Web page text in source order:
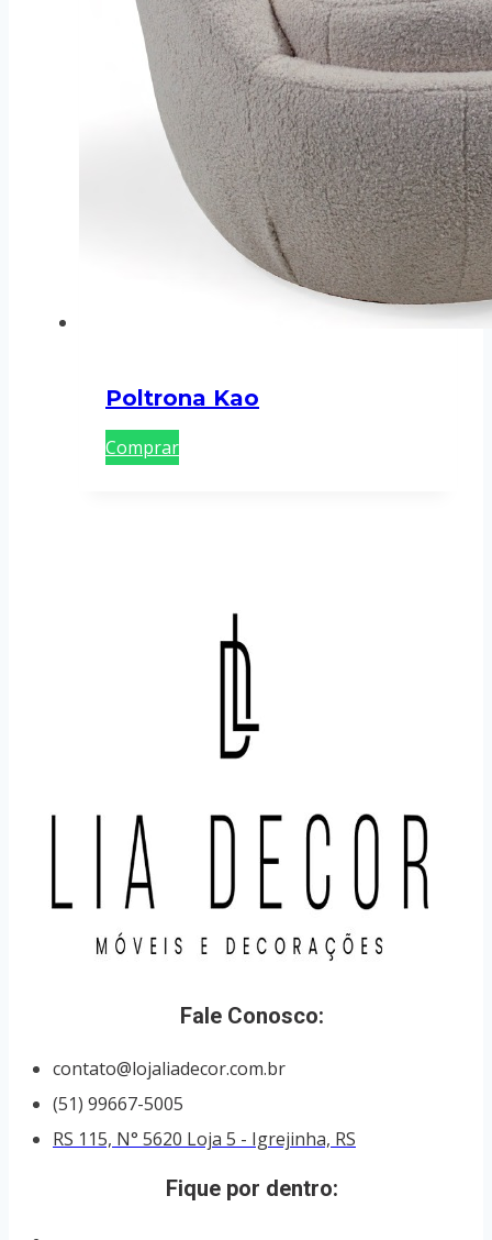
Poltrona Kao
Comprar
Fale Conosco:
contato@lojaliadecor.com.br
(51) 99667-5005
RS 115, N° 5620 Loja 5 - Igrejinha, RS
Fique por dentro: